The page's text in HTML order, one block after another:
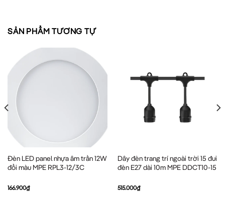
SẢN PHẨM TƯƠNG TỰ
Đèn LED panel nhựa âm trần 12W
đổi màu MPE RPL3-12/3C
166.900₫
Dây đèn trang trí ngoài trời 15 đui
đèn E27 dài 10m MPE DDCT10-15
515.000₫